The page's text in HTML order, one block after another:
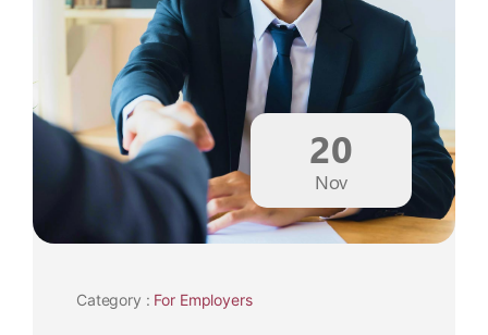
20
Nov
Category : For Employers